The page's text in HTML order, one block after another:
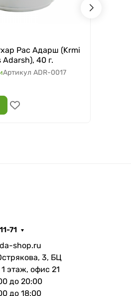
Рас Адарш (Krmi
Adarsh), 40 г.
Артикул ADR-0017
71
shop.ru
3, БЦ
этаж, офис 21
до 20:00
до 18:00